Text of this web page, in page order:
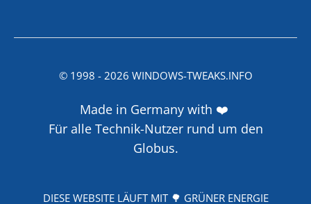
© 1998 - 2026 WINDOWS-TWEAKS.INFO
Made in Germany with ❤️
Für alle Technik-Nutzer rund um den
Globus.
DIESE WEBSITE LÄUFT MIT 🌳 GRÜNER ENERGIE